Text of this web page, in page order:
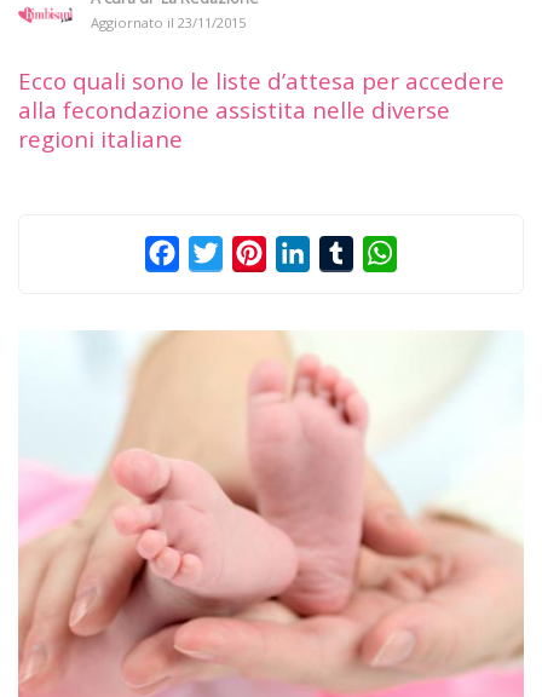
Aggiornato il 23/11/2015
Ecco quali sono le liste d’attesa per accedere
alla fecondazione assistita nelle diverse
regioni italiane
FacebookTwitterPinterestLinkedInTumblr